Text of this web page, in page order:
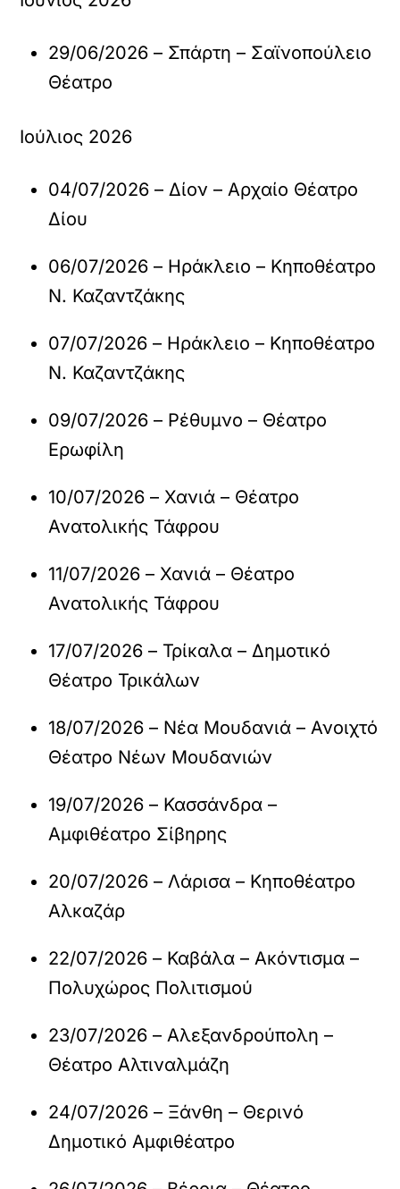
29/06/2026 – Σπάρτη – Σαϊνοπούλειο
Θέατρο
Ιούλιος 2026
04/07/2026 – Δίον – Αρχαίο Θέατρο
Δίου
06/07/2026 – Ηράκλειο – Κηποθέατρο
Ν. Καζαντζάκης
07/07/2026 – Ηράκλειο – Κηποθέατρο
Ν. Καζαντζάκης
09/07/2026 – Ρέθυμνο – Θέατρο
Ερωφίλη
10/07/2026 – Χανιά – Θέατρο
Ανατολικής Τάφρου
11/07/2026 – Χανιά – Θέατρο
Ανατολικής Τάφρου
17/07/2026 – Τρίκαλα – Δημοτικό
Θέατρο Τρικάλων
18/07/2026 – Νέα Μουδανιά – Ανοιχτό
Θέατρο Νέων Μουδανιών
19/07/2026 – Κασσάνδρα –
Αμφιθέατρο Σίβηρης
20/07/2026 – Λάρισα – Κηποθέατρο
Αλκαζάρ
22/07/2026 – Καβάλα – Ακόντισμα –
Πολυχώρος Πολιτισμού
23/07/2026 – Αλεξανδρούπολη –
Θέατρο Αλτιναλμάζη
24/07/2026 – Ξάνθη – Θερινό
Δημοτικό Αμφιθέατρο